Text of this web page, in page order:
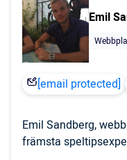
Emil
[email protected]
Emil Sandberg,
främsta